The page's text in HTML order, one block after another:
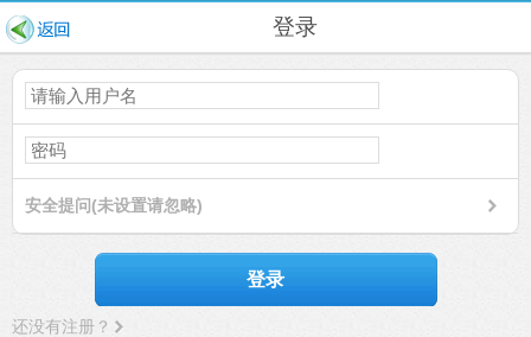
登录
安全提问(未设置请忽略)
登录
还没有注册？